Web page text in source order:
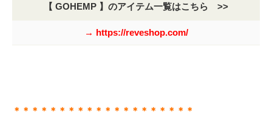
【 GOHEMP 】のアイテム一覧はこちら >>
→ https://reveshop.com/
＊＊＊＊＊＊＊＊＊＊＊＊＊＊＊＊＊＊＊＊